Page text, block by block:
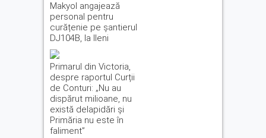
Makyol angajează
personal pentru
curățenie pe șantierul
DJ104B, la Ileni
Primarul din Victoria,
despre raportul Curții
de Conturi: „Nu au
dispărut milioane, nu
există delapidări și
Primăria nu este în
faliment”